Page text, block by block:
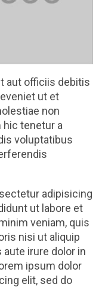
aut officiis debitis
ut et
non
hic tenetur a
voluptatibus
adipisicing
ut labore et
veniam, quis
nisi ut aliquip
irure dolor in
ipsum dolor
elit, sed do